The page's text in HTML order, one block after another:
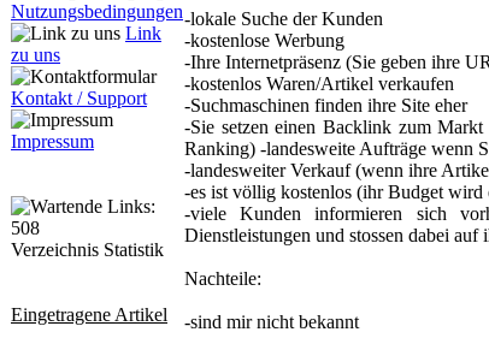
Nutzungsbedingungen
Link
zu uns
Kontakt / Support
Impressum
Verzeichnis Statistik
Eingetragene Artikel
-lokale Suche der Kunden
-kostenlose Werbung
-Ihre Internetpräsenz (Sie geben ihre
-kostenlos Waren/Artikel verkaufen
-Suchmaschinen finden ihre Site eher
-Sie setzen einen Backlink zum
Ranking) -landesweite Aufträge wenn
-landesweiter Verkauf (wenn ihre
-es ist völlig kostenlos (ihr Budget wird
-viele Kunden informieren sich
Dienstleistungen und stossen dabei auf
Nachteile:
-sind mir nicht bekannt